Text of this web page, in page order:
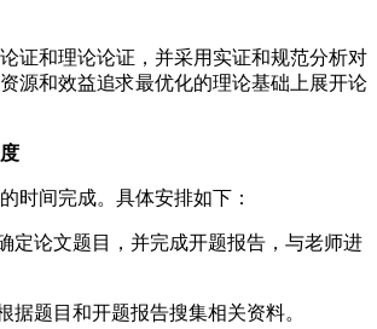
证和理论论证，并采用实证和规范分析对
源和效益追求最优化的理论基础上展开论
时间完成。具体安排如下：
定论文题目，并完成开题报告，与老师进
据题目和开题报告搜集相关资料。